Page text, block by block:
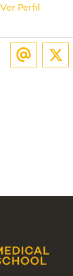
Ver Perfil